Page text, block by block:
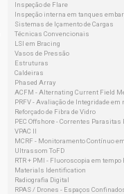
Inspeção de Flare
Inspeção interna em tanques
Sistemas de Içamento de Cargas
Técnicas Convencionais
LSI em Bracing
Vasos de Pressão
Estruturas
Caldeiras
Phased Array
ACFM - Alternating Current Field
PRFV - Avaliação de Integridade
Reforçado de Fibra de Vidro
PEC Offshore - Correntes Parasitas
VPAC II
MCRF - Monitoramento Contínuo
Ultrassom ToFD
RTR + PMI - Fluoroscopia em tempo
Materials Identification
Radiografia Digital
RPAS / Drones - Espaços